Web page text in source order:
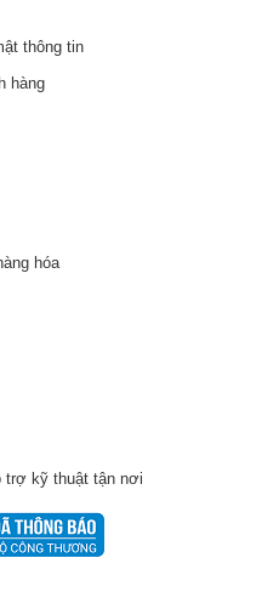
thông tin
hàng
hóa
trợ kỹ thuật tận nơi